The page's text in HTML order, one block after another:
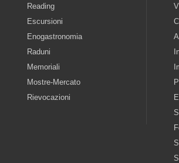
Reading
Escursioni
Enogastronomia
Raduni
Memoriali
Mostre-Mercato
Rievocazioni